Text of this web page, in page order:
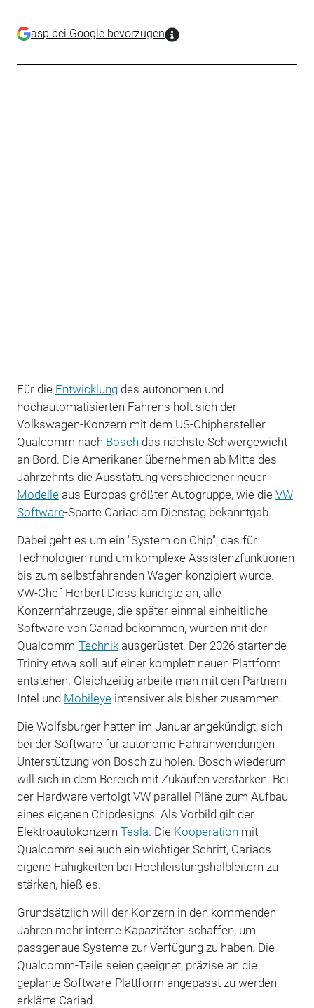
asp bei Google bevorzugen
Für die Entwicklungdes autonomen und
hochautomatisierten Fahrens holt sich der
Volkswagen-Konzern mit dem US-Chiphersteller
Qualcomm nach Bosch das nächste Schwergewicht
an Bord. Die Amerikaner übernehmen ab Mitte des
Jahrzehnts die Ausstattung verschiedener neuer
Modelleaus Europas größter Autogruppe, wie die VW-
Software-Sparte Cariad am Dienstag bekanntgab.
Dabei geht es um ein "System on Chip", das für
Technologien rund um komplexe Assistenzfunktionen
bis zum selbstfahrenden Wagen konzipiert wurde.
VW-Chef Herbert Diess kündigte an, alle
Konzernfahrzeuge, die später einmal einheitliche
Software von Cariad bekommen, würden mit der
Qualcomm-Technikausgerüstet. Der 2026 startende
Trinity etwa soll auf einer komplett neuen Plattform
entstehen. Gleichzeitig arbeite man mit den Partnern
Intel und Mobileyeintensiver als bisher zusammen.
Die Wolfsburger hatten im Januar angekündigt, sich
bei der Software für autonome Fahranwendungen
Unterstützung von Bosch zu holen. Bosch wiederum
will sich in dem Bereich mit Zukäufen verstärken. Bei
der Hardware verfolgt VW parallel Pläne zum Aufbau
eines eigenen Chipdesigns. Als Vorbild gilt der
Elektroautokonzern Tesla. Die Kooperation mit
Qualcomm sei auch ein wichtiger Schritt, Cariads
eigene Fähigkeiten bei Hochleistungshalbleitern zu
stärken, hieß es.
Grundsätzlich will der Konzern in den kommenden
Jahren mehr interne Kapazitäten schaffen, um
passgenaue Systeme zur Verfügung zu haben. Die
Qualcomm-Teile seien geeignet, präzise an die
geplante Software-Plattform angepasst zu werden,
erklärte Cariad.